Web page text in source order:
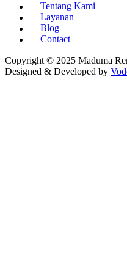
Tentang Kami
Layanan
Blog
Contact
Copyright © 2025 Maduma
Designed & Developed by